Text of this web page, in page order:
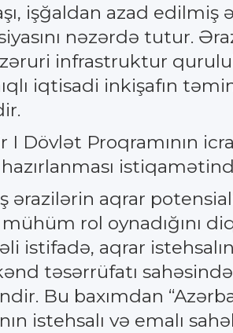
işğaldan azad edilmiş
nəzərdə tutur.
infrastruktur
iqtisadi inkişafın
I Dövlət Proqramının
aqrar
rol oynadığını
istifadə, aqrar
təsərrüfatı
Bu baxımdan
istehsalı və emalı